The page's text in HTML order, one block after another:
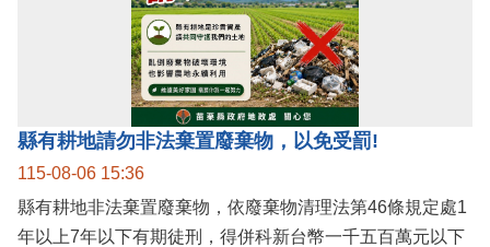
縣有耕地請勿非法棄置廢棄物，以免受罰!
115-08-06 15:36
縣有耕地非法棄置廢棄物，依廢棄物清理法第46條規定處1
年以上7年以下有期徒刑，得併科新台幣一千五百萬元以下